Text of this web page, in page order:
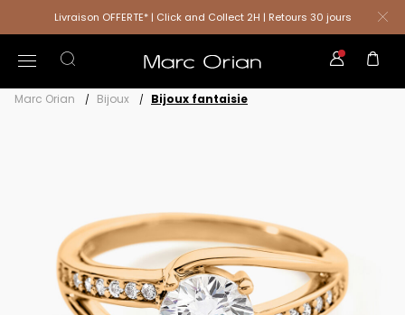
Livraison OFFERTE* | Click and Collect 2H | Retours 30 jours
Marc Orian Bijoux Bijoux fantaisie